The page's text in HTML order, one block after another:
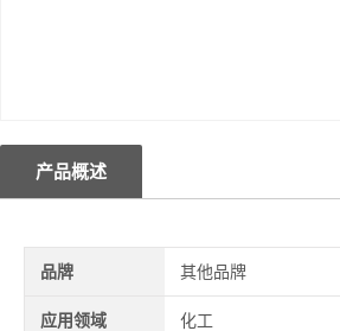
产品概述
品牌 其他品牌
应用领域 化工